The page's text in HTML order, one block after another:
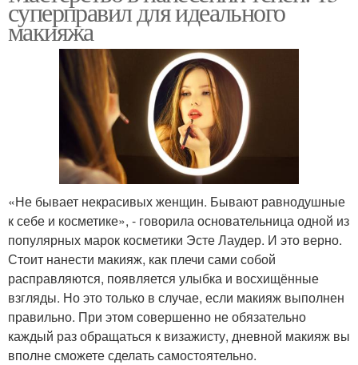
суперправил для идеального
макияжа
«Не бывает некрасивых женщин. Бывают равнодушные
к себе и косметике», - говорила основательница одной из
популярных марок косметики Эсте Лаудер. И это верно.
Стоит нанести макияж, как плечи сами собой
расправляются, появляется улыбка и восхищённые
взгляды. Но это только в случае, если макияж выполнен
правильно. При этом совершенно не обязательно
каждый раз обращаться к визажисту, дневной макияж вы
вполне сможете сделать самостоятельно.